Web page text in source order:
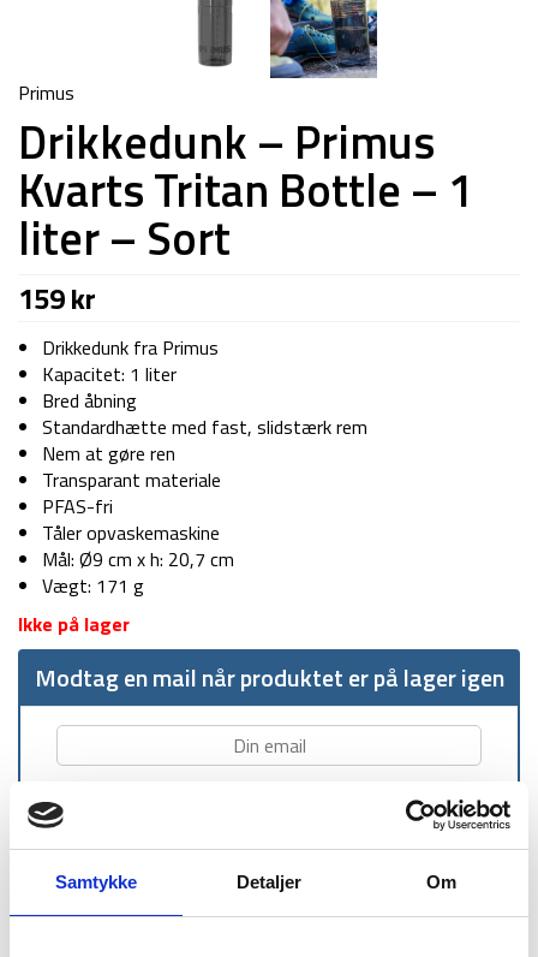
Samtykke Detaljer Om
Primus
Drikkedunk – Primus
Kvarts Tritan Bottle – 1
liter – Sort
159kr
Drikkedunk fra Primus
Kapacitet: 1 liter
Bred åbning
Standardhætte med fast, slidstærk rem
Nem at gøre ren
Transparant materiale
PFAS-fri
Tåler opvaskemaskine
Mål: Ø9 cm x h: 20,7 cm
Vægt: 171 g
Ikke på lager
Modtag en mail når produktet er på lager igen